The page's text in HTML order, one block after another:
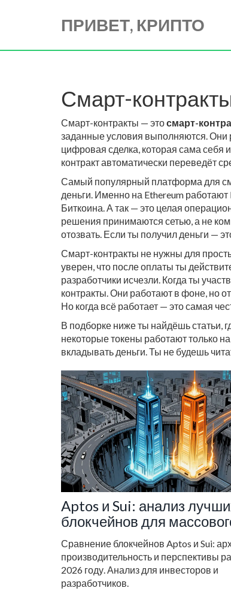
ПРИВЕТ, КРИПТО
Смарт-
Смарт-контракты — этосмарт-
заданные условия выполняются. Они
цифровая сделка, которая сама себя
контракт автоматически переведёт
Самый популярный платформа для
деньги. Именно на Ethereum
Биткоина. А так — это целая
решения принимаются сетью, а не
отозвать. Если ты получил деньги —
Смарт-контракты не нужны для
уверен, что после оплаты ты
разработчики исчезли. Когда ты
контракты. Они работают в фоне, но
Но когда всё работает — это самая
В подборке ниже ты найдёшь статьи,
некоторые токены работают только
вкладывать деньги. Ты не будешь
Aptos и Sui: анализ
блокчейнов для
внедрения
Сравнение блокчейнов Aptos и Sui:
производительность и перспективы
2026 году. Анализ для инвесторов и
разработчиков.